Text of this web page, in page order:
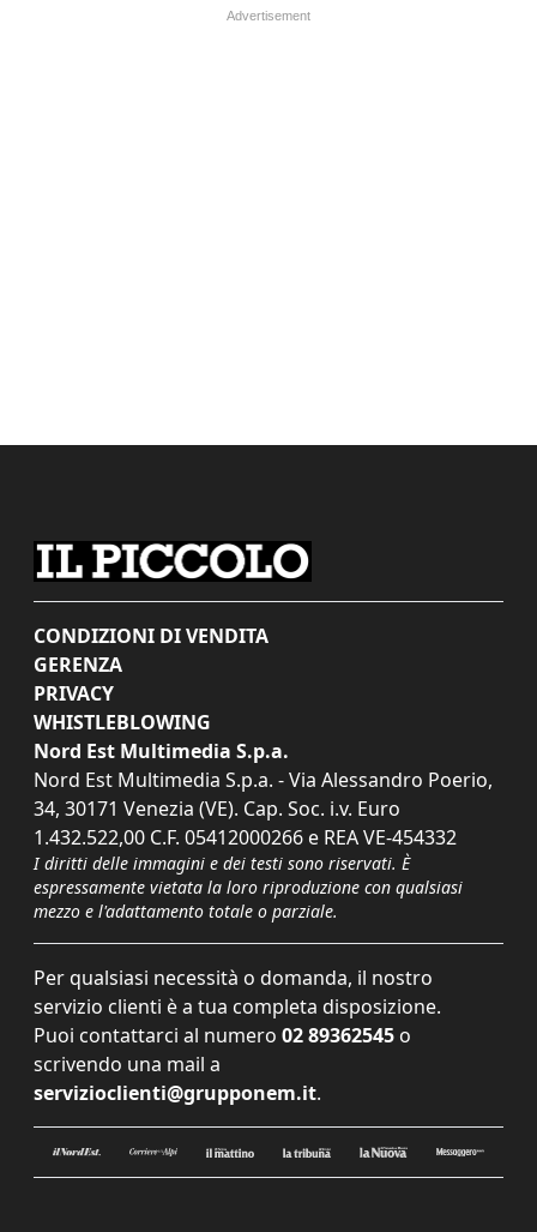
CONDIZIONI DI VENDITA
GERENZA
PRIVACY
WHISTLEBLOWING
Nord Est Multimedia S.p.a.
Nord Est Multimedia S.p.a. - Via Alessandro Poerio,
34, 30171 Venezia (VE). Cap. Soc. i.v. Euro
1.432.522,00 C.F. 05412000266 e REA VE-454332
I diritti delle immagini e dei testi sono riservati. È
espressamente vietata la loro riproduzione con qualsiasi
mezzo e l'adattamento totale o parziale.
Per qualsiasi necessità o domanda, il nostro
servizio clienti è a tua completa disposizione.
Puoi contattarci al numero 02 89362545 o
scrivendo una mail a
servizioclienti@grupponem.it.